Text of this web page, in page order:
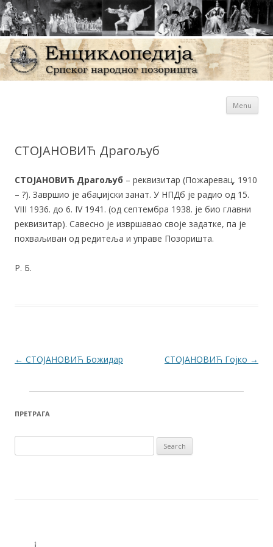
Енциклопедија СрпскогMenu
СТОЈАНОВИЋ Драгољуб
СТОЈАНОВИЋ Драгољуб – реквизитар (Пожаревац, 1910
– ?). Завршио је абаџијски занат. У НПДб је радио од 15.
VIII 1936. до 6. IV 1941. (од септембра 1938. је био главни
реквизитар). Савесно је извршавао своје задатке, па је
похваљиван од редитеља и управе Позоришта.
Р. Б.
Post navigation
← СТОЈАНОВИЋ Божидар СТОЈАНОВИЋ Гојко →
ПРЕТРАГА